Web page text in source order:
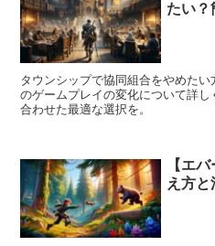
たい？
タウンシップで協同組合をやめた
のゲームプレイの変化について詳
合わせた最適な選択を。
【エ
え方と